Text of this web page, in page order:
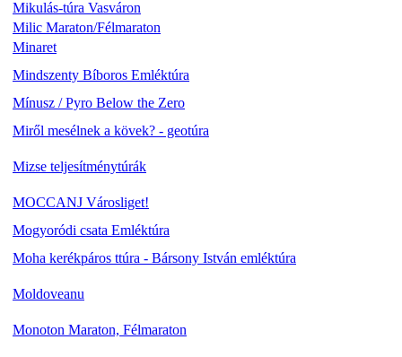
Mikulás-túra Vasváron
Milic Maraton/Félmaraton
Minaret
Mindszenty Bíboros Emléktúra
Mínusz / Pyro Below the Zero
Miről mesélnek a kövek? - geotúra
Mizse teljesítménytúrák
MOCCANJ Városliget!
Mogyoródi csata Emléktúra
Moha kerékpáros ttúra - Bársony István emléktúra
Moldoveanu
Monoton Maraton, Félmaraton